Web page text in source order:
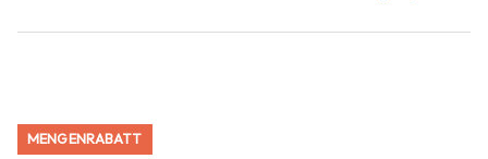
MENGENRABATT